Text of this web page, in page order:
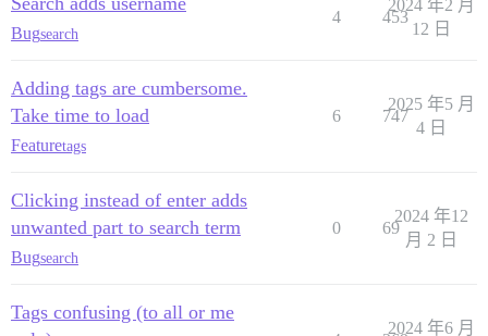
Bugsearch
4 453
2024 年2 月
12 日
Adding tags are cumbersome.
Take time to load
Featuretags
6 747
2025 年5 月
4 日
Clicking instead of enter adds
unwanted part to search term
Bugsearch
0 69
2024 年12
月 2 日
Tags confusing (to all or me
2024 年6 月